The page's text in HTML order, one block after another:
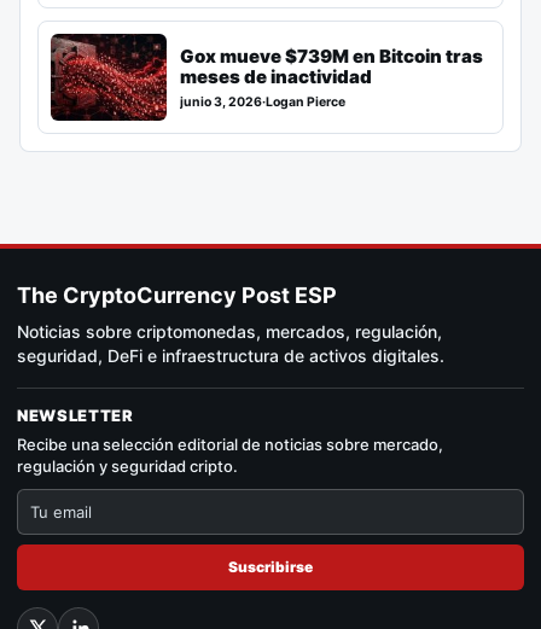
Gox mueve $739M en Bitcoin tras
meses de inactividad
junio 3, 2026·Logan Pierce
The CryptoCurrency Post ESP
Noticias sobre criptomonedas, mercados, regulación,
seguridad, DeFi e infraestructura de activos digitales.
NEWSLETTER
Recibe una selección editorial de noticias sobre mercado,
regulación y seguridad cripto.
Suscribirse